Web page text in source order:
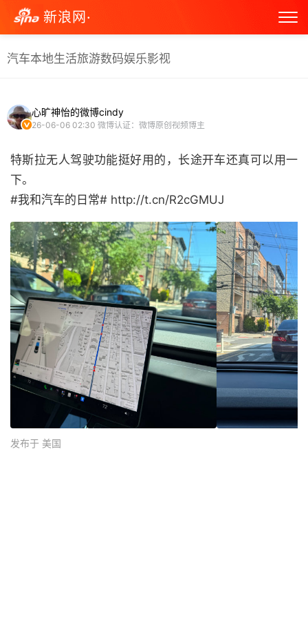
新浪网·
汽车本地生活旅游数码娱乐影视
心旷神怡的微博cindy
26-06-06 02:30 微博认证：微博原创视频博主
特斯拉无人驾驶功能挺好用的，长途开车还真可以用一
下。
#我和汽车的日常# http://t.cn/R2cGMUJ ​
发布于 美国